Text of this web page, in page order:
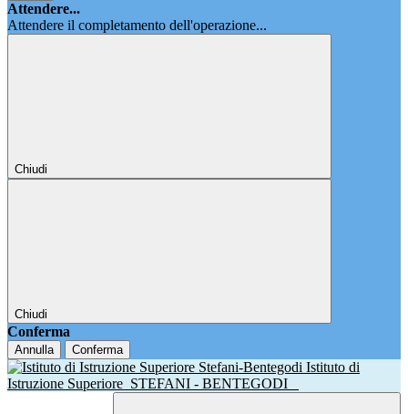
Attendere...
Attendere il completamento dell'operazione...
Chiudi
Chiudi
Conferma
Annulla Conferma
Istituto di
Istruzione Superiore STEFANI - BENTEGODI